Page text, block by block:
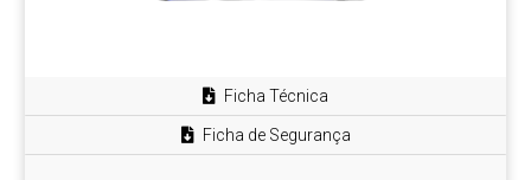
Ficha Técnica
Ficha de Segurança